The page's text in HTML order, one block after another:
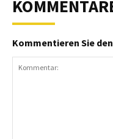
Kommentieren Sie